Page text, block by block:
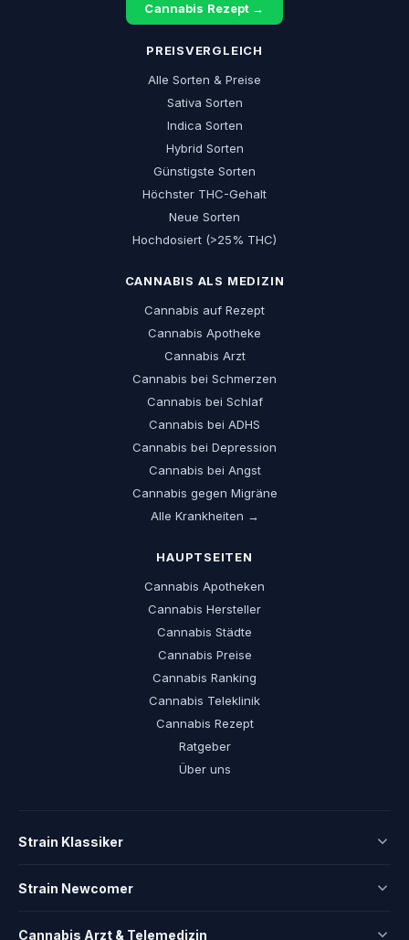
Cannabis Rezept →
PREISVERGLEICH
Alle Sorten & Preise
Sativa Sorten
Indica Sorten
Hybrid Sorten
Günstigste Sorten
Höchster THC-Gehalt
Neue Sorten
Hochdosiert (>25% THC)
CANNABIS ALS MEDIZIN
Cannabis auf Rezept
Cannabis Apotheke
Cannabis Arzt
Cannabis bei Schmerzen
Cannabis bei Schlaf
Cannabis bei ADHS
Cannabis bei Depression
Cannabis bei Angst
Cannabis gegen Migräne
Alle Krankheiten →
HAUPTSEITEN
Cannabis Apotheken
Cannabis Hersteller
Cannabis Städte
Cannabis Preise
Cannabis Ranking
Cannabis Teleklinik
Cannabis Rezept
Ratgeber
Über uns
Strain Klassiker
Strain Newcomer
Cannabis Arzt & Telemedizin